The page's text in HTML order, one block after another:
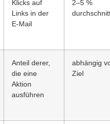
Klicks auf
Links in der
E-Mail
2–5 %
Anteil derer,
die eine
Aktion
ausführen
abhängig
Ziel